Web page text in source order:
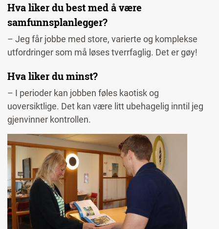
Hva liker du best med å være
samfunnsplanlegger?
– Jeg får jobbe med store, varierte og komplekse
utfordringer som må løses tverrfaglig. Det er gøy!
Hva liker du minst?
– I perioder kan jobben føles kaotisk og
uoversiktlige. Det kan være litt ubehagelig inntil jeg
gjenvinner kontrollen.
Image